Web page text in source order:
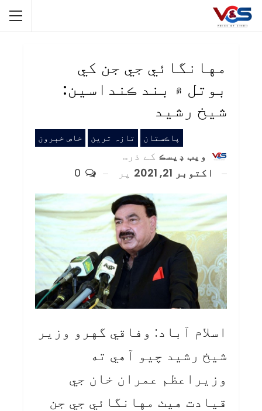
مهانگائي جي جن کي
بوتل ۾ بند ڪنداسين:
شيخ رشيد
پاڪستان تازہ ترین خاص خبرون
ويب ڊيسڪ کے ذریعہ
اکتوبر 21, 2021
پر
اسلام آباد: وفاقي گهرو وزير
شيخ رشيد چيو آهي ته
وزيراعظم عمران خان جي
قيادت هيٺ مهانگائي جي جن